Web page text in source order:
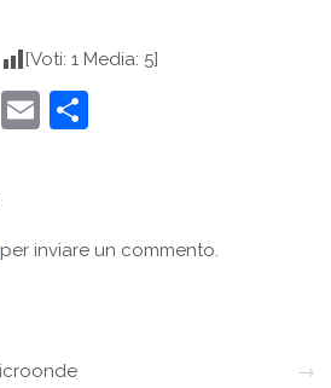
[Voti: 1 Media: 5]
Twitter
Email
per inviare un commento.